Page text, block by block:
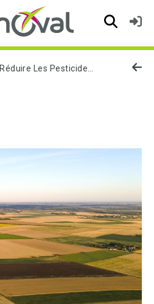
Réduire Les Pesticides Sur Son Exploitation À Travers L'IFT : Approfondissement (MAEC 23-27)